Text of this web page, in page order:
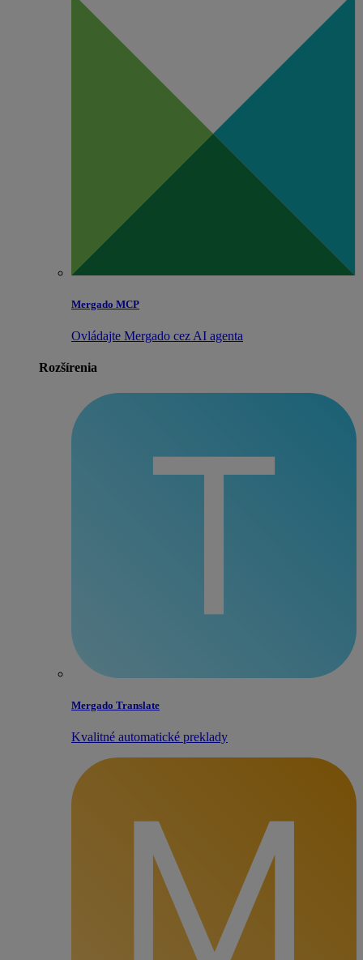
Mergado MCP
Ovládajte Mergado cez AI agenta
Rozšírenia
Mergado Translate
Kvalitné automatické preklady